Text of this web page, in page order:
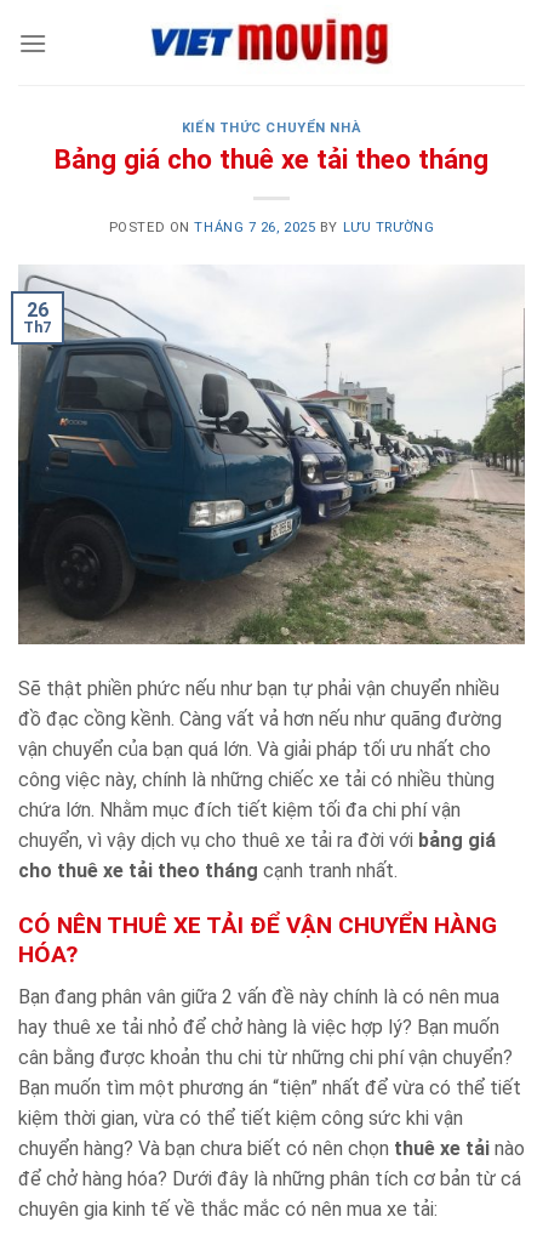
KIẾN THỨC CHUYỂN NHÀ
Bảng giá cho thuê xe tải theo tháng
POSTED ONTHÁNG 7 26, 2025 BY LƯU TRƯỜNG
26
Th7
Sẽ thật phiền phức nếu như bạn tự phải vận chuyển nhiều
đồ đạc cồng kềnh. Càng vất vả hơn nếu như quãng đường
vận chuyển của bạn quá lớn. Và giải pháp tối ưu nhất cho
công việc này, chính là những chiếc xe tải có nhiều thùng
chứa lớn. Nhằm mục đích tiết kiệm tối đa chi phí vận
chuyển, vì vậy dịch vụ cho thuê xe tải ra đời với bảng giá
cho thuê xe tải theo tháng cạnh tranh nhất.
CÓ NÊN THUÊ XE TẢI ĐỂ VẬN CHUYỂN HÀNG
HÓA?
Bạn đang phân vân giữa 2 vấn đề này chính là có nên mua
hay thuê xe tải nhỏ để chở hàng là việc hợp lý? Bạn muốn
cân bằng được khoản thu chi từ những chi phí vận chuyển?
Bạn muốn tìm một phương án “tiện” nhất để vừa có thể tiết
kiệm thời gian, vừa có thể tiết kiệm công sức khi vận
chuyển hàng? Và bạn chưa biết có nên chọn thuê xe tải nào
để chở hàng hóa? Dưới đây là những phân tích cơ bản từ cá
chuyên gia kinh tế về thắc mắc có nên mua xe tải: